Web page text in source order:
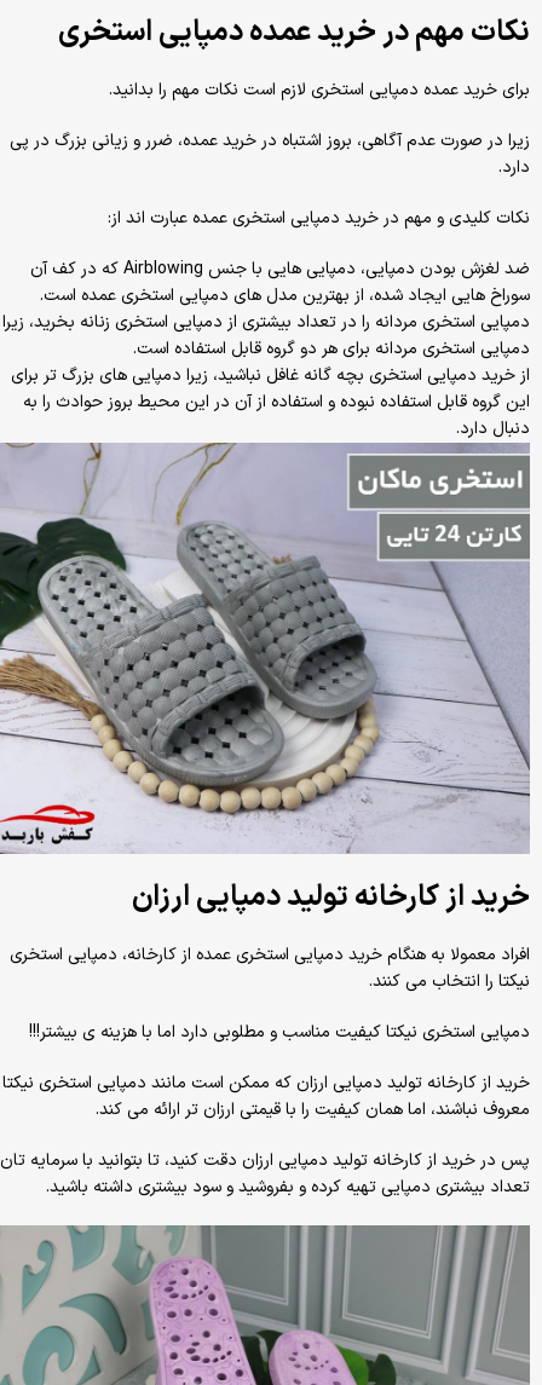
نکات مهم در خرید عمده دمپایی استخری
برای خرید عمده دمپایی استخری لازم است نکات مهم را بدانید.
زیرا در صورت عدم آگاهی، بروز اشتباه در خرید عمده، ضرر و زیانی بزرگ در پی
دارد.
نکات کلیدی و مهم در خرید دمپایی استخری عمده عبارت اند از:
ضد لغزش بودن دمپایی، دمپایی هایی با جنس Airblowing که در کف آن
سوراخ هایی ایجاد شده، از بهترین مدل های دمپایی استخری عمده است.
دمپایی استخری مردانه را در تعداد بیشتری از دمپایی استخری زنانه بخرید، زیرا
دمپایی استخری مردانه برای هر دو گروه قابل استفاده است.
از خرید دمپایی استخری بچه گانه غافل نباشید، زیرا دمپایی های بزرگ تر برای
این گروه قابل استفاده نبوده و استفاده از آن در این محیط بروز حوادث را به
دنبال دارد.
خرید از کارخانه تولید دمپایی ارزان
افراد معمولا به هنگام خرید دمپایی استخری عمده از کارخانه، دمپایی استخری
نیکتا را انتخاب می کنند.
دمپایی استخری نیکتا کیفیت مناسب و مطلوبی دارد اما با هزینه ی بیشتر!!!
خرید از کارخانه تولید دمپایی ارزان که ممکن است مانند دمپایی استخری نیکتا
معروف نباشند، اما همان کیفیت را با قیمتی ارزان تر ارائه می کند.
پس در خرید از کارخانه تولید دمپایی ارزان دقت کنید، تا بتوانید با سرمایه تان
تعداد بیشتری دمپایی تهیه کرده و بفروشید و سود بیشتری داشته باشید.